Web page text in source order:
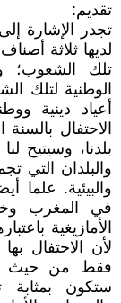
تقديم:
تجدر الإشارة
لديها ثلاثة
تلك الشعوب؛
الوطنية لتلك
أعياد دينية
الاحتفال بالسنة
بلدنا، وسيتيح
والبلدان التي
والبيئية. علما
في المغرب
الأمازيغية
لأن الاحتفال
فقط من حيث
ستكون بمثابة